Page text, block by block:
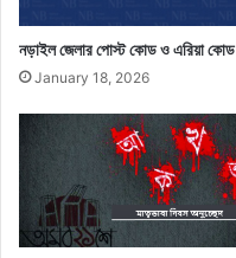
নড়াইল জেলার পোস্ট কোড ও এরিয়া কোড
January 18, 2026